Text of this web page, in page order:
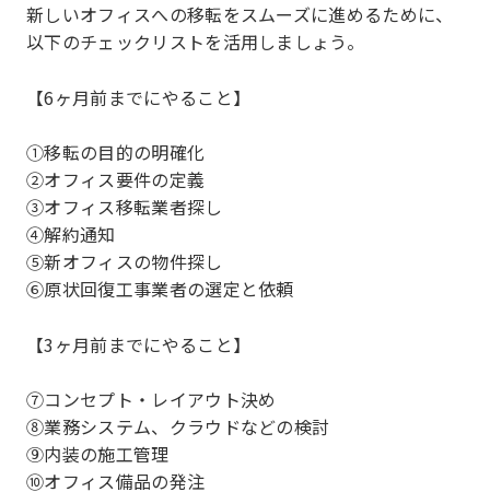
新しいオフィスへの移転をスムーズに進めるために、
以下のチェックリストを活用しましょう。
【6ヶ月前までにやること】
①移転の目的の明確化
②オフィス要件の定義
③オフィス移転業者探し
④解約通知
⑤新オフィスの物件探し
⑥原状回復工事業者の選定と依頼
【3ヶ月前までにやること】
⑦コンセプト・レイアウト決め
⑧業務システム、クラウドなどの検討
⑨内装の施工管理
⑩オフィス備品の発注